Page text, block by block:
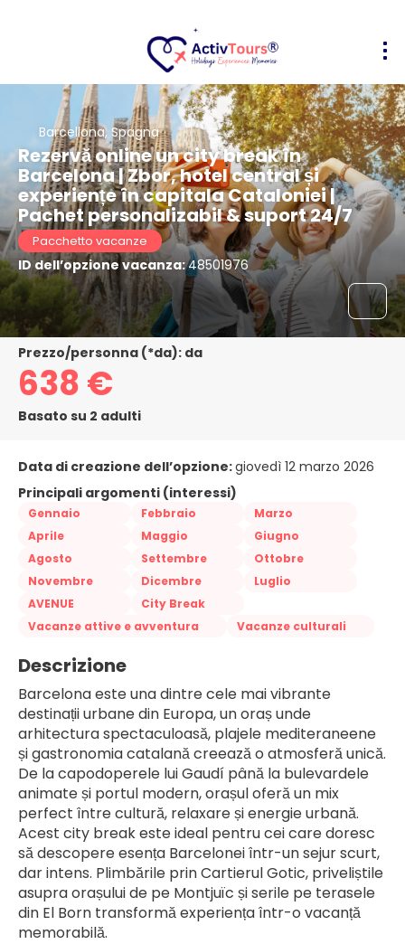
Barcellona, Spagna
Rezervă online un city break în
Barcelona | Zbor, hotel central și
experiențe în capitala Cataloniei |
Pachet personalizabil & suport 24/7
Pacchetto vacanze
ID dell’opzione vacanza:48501976
Prezzo/personna (*da): da
638 €
Basato su 2 adulti
Data di creazione dell’opzione:giovedì 12 marzo 2026
Principali argomenti (interessi)
Gennaio Febbraio
Marzo
Aprile
Maggio
Giugno
Agosto
Settembre
Ottobre
Novembre
Dicembre
Luglio
AVENUE
City Break
Vacanze attive e avventura
Vacanze culturali
Descrizione
Barcelona este una dintre cele mai vibrante
destinații urbane din Europa, un oraș unde
arhitectura spectaculoasă, plajele mediteraneene
și gastronomia catalană creează o atmosferă unică.
De la capodoperele lui Gaudí până la bulevardele
animate și portul modern, orașul oferă un mix
perfect între cultură, relaxare și energie urbană.
Acest city break este ideal pentru cei care doresc
să descopere esența Barcelonei într-un sejur scurt,
dar intens. Plimbările prin Cartierul Gotic, priveliștile
asupra orașului de pe Montjuïc și serile pe terasele
din El Born transformă experiența într-o vacanță
memorabilă.